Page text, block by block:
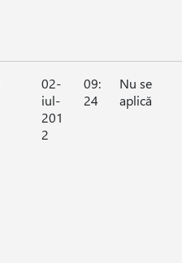
02-
iul-
201
2
09:
24
Nu se
aplică